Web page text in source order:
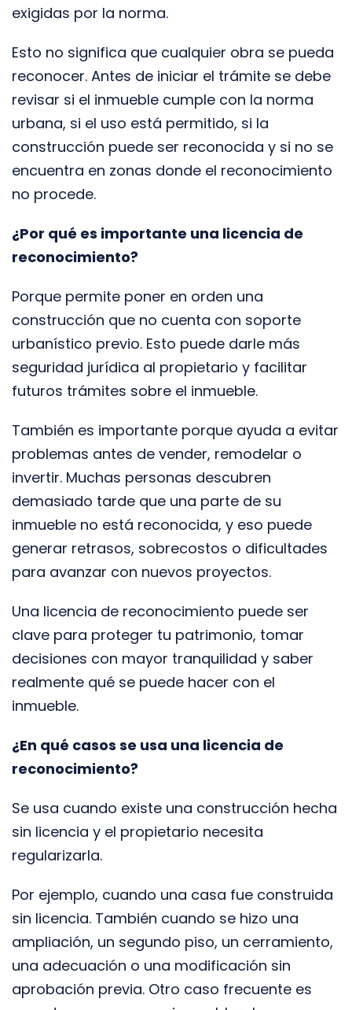
exigidas por la norma.
Esto no significa que cualquier obra se pueda
reconocer. Antes de iniciar el trámite se debe
revisar si el inmueble cumple con la norma
urbana, si el uso está permitido, si la
construcción puede ser reconocida y si no se
encuentra en zonas donde el reconocimiento
no procede.
¿Por qué es importante una licencia de
reconocimiento?
Porque permite poner en orden una
construcción que no cuenta con soporte
urbanístico previo. Esto puede darle más
seguridad jurídica al propietario y facilitar
futuros trámites sobre el inmueble.
También es importante porque ayuda a evitar
problemas antes de vender, remodelar o
invertir. Muchas personas descubren
demasiado tarde que una parte de su
inmueble no está reconocida, y eso puede
generar retrasos, sobrecostos o dificultades
para avanzar con nuevos proyectos.
Una licencia de reconocimiento puede ser
clave para proteger tu patrimonio, tomar
decisiones con mayor tranquilidad y saber
realmente qué se puede hacer con el
inmueble.
¿En qué casos se usa una licencia de
reconocimiento?
Se usa cuando existe una construcción hecha
sin licencia y el propietario necesita
regularizarla.
Por ejemplo, cuando una casa fue construida
sin licencia. También cuando se hizo una
ampliación, un segundo piso, un cerramiento,
una adecuación o una modificación sin
aprobación previa. Otro caso frecuente es